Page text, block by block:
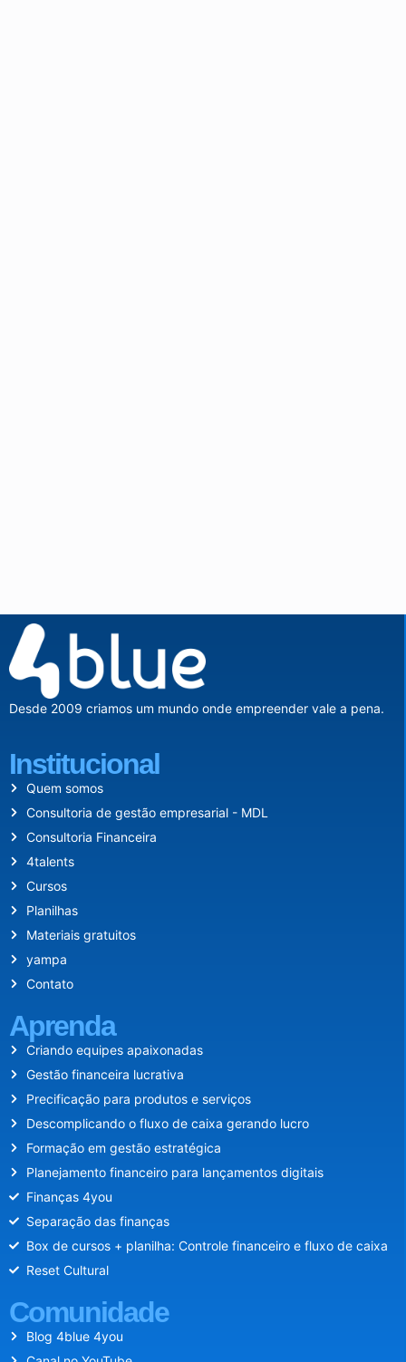
Desde 2009 criamos um mundo onde empreender vale a pena.
Institucional
Quem somos
Consultoria de gestão empresarial - MDL
Consultoria Financeira
4talents
Cursos
Planilhas
Materiais gratuitos
yampa
Contato
Aprenda
Criando equipes apaixonadas
Gestão financeira lucrativa
Precificação para produtos e serviços
Descomplicando o fluxo de caixa gerando lucro
Formação em gestão estratégica
Planejamento financeiro para lançamentos digitais
Finanças 4you
Separação das finanças
Box de cursos + planilha: Controle financeiro e fluxo de caixa
Reset Cultural
Comunidade
Blog 4blue 4you